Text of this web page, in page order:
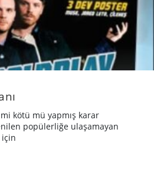
kötü mü yapmış karar
popülerliğe ulaşamayan
için